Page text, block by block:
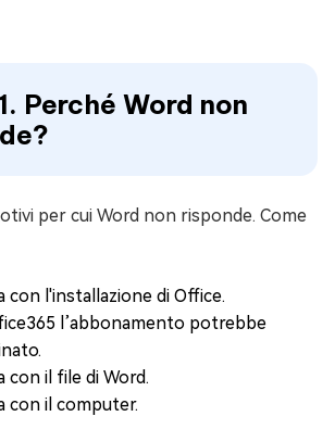
Perché Word non
per cui Word non risponde. Come
con l'installazione di Office.
l’abbonamento potrebbe
con il file di Word.
con il computer.